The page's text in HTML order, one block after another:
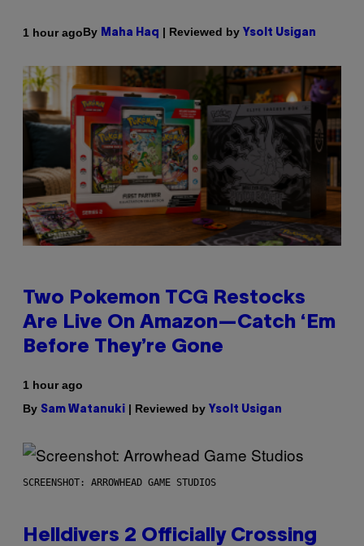
1 hour agoBy Maha Haq | Reviewed by Ysolt Usigan
Two Pokemon TCG Restocks
Are Live On Amazon—Catch ‘Em
Before They’re Gone
1 hour ago
By Sam Watanuki | Reviewed by Ysolt Usigan
SCREENSHOT: ARROWHEAD GAME STUDIOS
Helldivers 2 Officially Crossing